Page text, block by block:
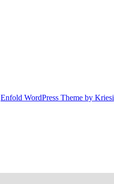
Enfold WordPress Theme by Kriesi